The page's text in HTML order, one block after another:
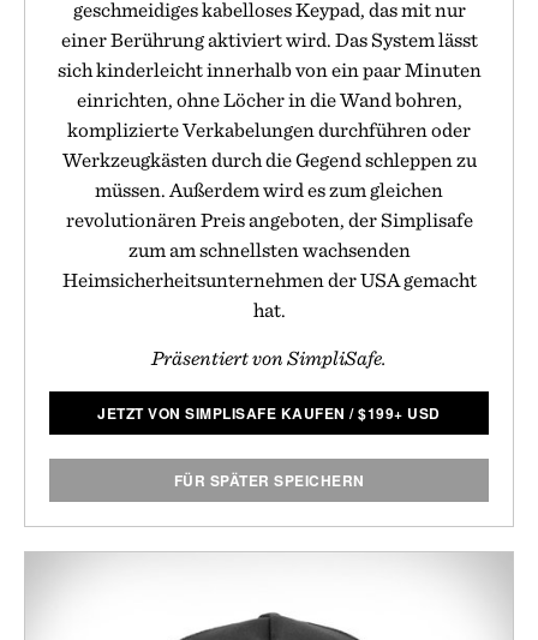
geschmeidiges kabelloses Keypad, das mit nur
einer Berührung aktiviert wird. Das System lässt
sich kinderleicht innerhalb von ein paar Minuten
einrichten, ohne Löcher in die Wand bohren,
komplizierte Verkabelungen durchführen oder
Werkzeugkästen durch die Gegend schleppen zu
müssen. Außerdem wird es zum gleichen
revolutionären Preis angeboten, der Simplisafe
zum am schnellsten wachsenden
Heimsicherheitsunternehmen der USA gemacht
hat.
Präsentiert von SimpliSafe.
JETZT VON SIMPLISAFE KAUFEN /$199+ USD
FÜR SPÄTER SPEICHERN